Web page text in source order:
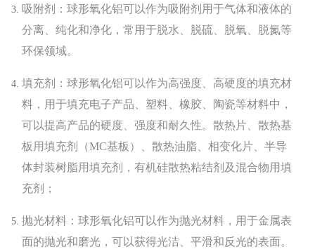
吸附剂：球形氧化铝可以作为吸附剂用于气体和液体的
分离、纯化和净化，常用于脱水、脱硫、脱氧、脱氮等
环保领域。
填充剂：球形氧化铝可以作为高强度、高硬度的填充材
料，用于填充电子产品、塑料、橡胶、陶瓷等材料中，
可以提高产品的硬度、强度和耐久性。散热片、散热基
板用填充剂（MC基板）、散热油脂、相变化片、半导
体封装树脂用填充剂，有机硅散热粘结剂及混合物用填
充剂；
抛光材料：球形氧化铝可以作为抛光材料，用于金属表
面的抛光和磨光，可以获得光洁、平滑和反光的表面。